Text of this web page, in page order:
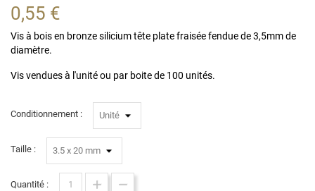
0,55 €
Vis à bois en bronze silicium tête plate fraisée fendue de 3,5mm de
diamètre.
Vis vendues à l'unité ou par boite de 100 unités.
Conditionnement :
Taille :
Quantité :